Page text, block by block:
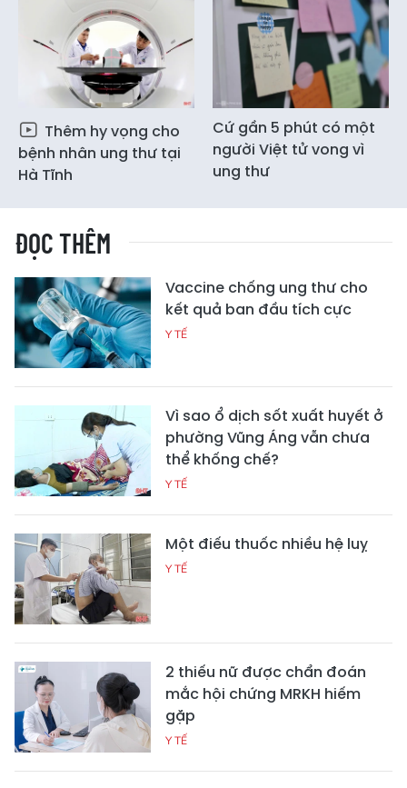
Thêm hy vọng cho
bệnh nhân ung thư tại
Hà Tĩnh
Cứ gần 5 phút có một
người Việt tử vong vì
ung thư
ĐỌC THÊM
Vaccine chống ung thư cho
kết quả ban đầu tích cực
Y TẾ
Vì sao ổ dịch sốt xuất huyết ở
phường Vũng Áng vẫn chưa
thể khống chế?
Y TẾ
Một điếu thuốc nhiều hệ luỵ
Y TẾ
2 thiếu nữ được chẩn đoán
mắc hội chứng MRKH hiếm
gặp
Y TẾ